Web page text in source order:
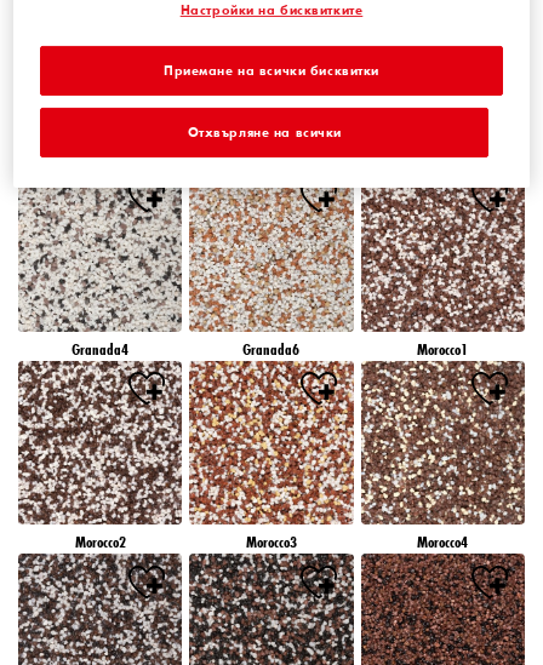
Granada1 Granada2 Granada3
Granada4 Granada6 Morocco1
Morocco2 Morocco3 Morocco4
Настройки на бисквитките
Отхвърляне на всички
Приемане на всички бисквитки